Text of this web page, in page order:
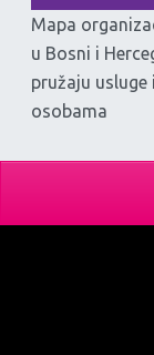
Mapa
u Bosni i
pružaju usluge
osobama